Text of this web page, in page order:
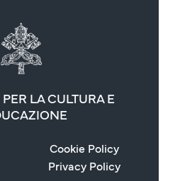
LA CULTURA E
Cookie Policy
Privacy Policy